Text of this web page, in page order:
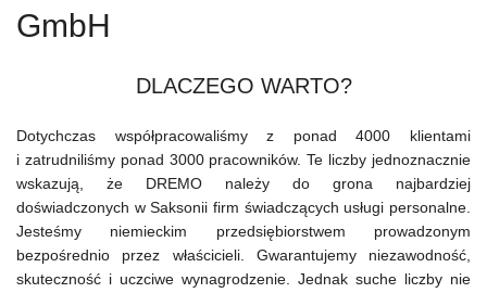
GmbH
DLACZEGO WARTO?
Dotychczas współpracowaliśmy z ponad 4000 klientami
i zatrudniliśmy ponad 3000 pracowników. Te liczby jednoznacznie
wskazują, że DREMO należy do grona najbardziej
doświadczonych w Saksonii firm świadczących usługi personalne.
Jesteśmy niemieckim przedsiębiorstwem prowadzonym
bezpośrednio przez właścicieli. Gwarantujemy niezawodność,
skuteczność i uczciwe wynagrodzenie. Jednak suche liczby nie